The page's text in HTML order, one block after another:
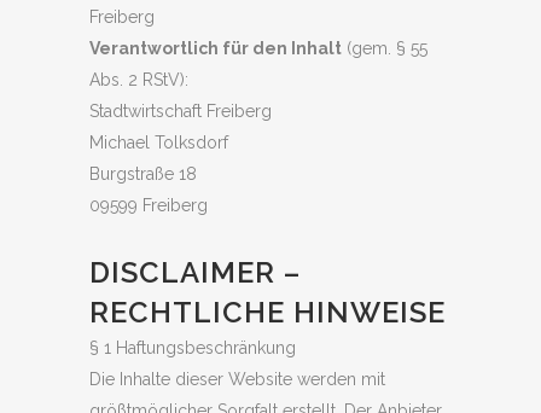
Freiberg
Verantwortlich für den Inhalt (gem. § 55
Abs. 2 RStV):
Stadtwirtschaft Freiberg
Michael Tolksdorf
Burgstraße 18
09599 Freiberg
DISCLAIMER –
RECHTLICHE HINWEISE
§ 1 Haftungsbeschränkung
Die Inhalte dieser Website werden mit